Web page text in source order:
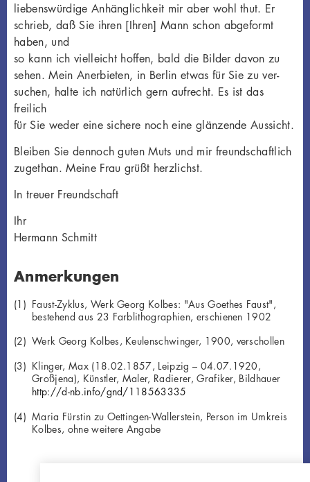
liebenswürdige Anhänglichkeit mir aber wohl thut. Er
schrieb, daß Sie ihren [Ihren] Mann schon abgeformt
haben, und
so kann ich vielleicht hoffen, bald die Bilder davon zu
sehen. Mein Anerbieten, in Berlin etwas für Sie zu ver-
suchen, halte ich natürlich gern aufrecht. Es ist das
freilich
für Sie weder eine sichere noch eine glänzende Aussicht.
Bleiben Sie dennoch guten Muts und mir freundschaftlich
zugethan. Meine Frau grüßt herzlichst.
In treuer Freundschaft
Ihr
Hermann Schmitt
Anmerkungen
Faust-Zyklus, Werk Georg Kolbes: "Aus Goethes Faust",
bestehend aus 23 Farblithographien, erschienen 1902
Werk Georg Kolbes, Keulenschwinger, 1900, verschollen
Klinger, Max (18.02.1857, Leipzig – 04.07.1920,
Großjena), Künstler, Maler, Radierer, Grafiker, Bildhauer
http://d-nb.info/gnd/118563335
Maria Fürstin zu Oettingen-Wallerstein, Person im Umkreis
Kolbes, ohne weitere Angabe